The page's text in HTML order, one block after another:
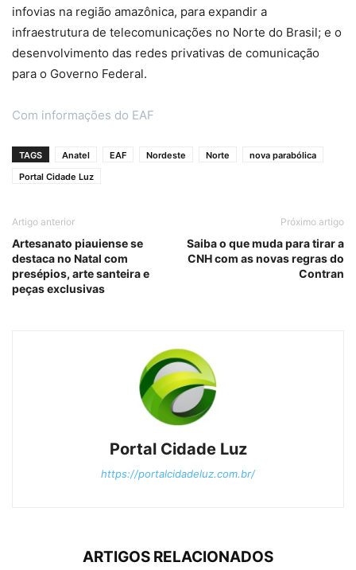
infovias na região amazônica, para expandir a
infraestrutura de telecomunicações no Norte do Brasil; e o
desenvolvimento das redes privativas de comunicação
para o Governo Federal.
Com informações do EAF
TAGS Anatel EAF Nordeste Norte
nova parabólica
Portal Cidade Luz
Artigo anterior
Artesanato piauiense se
destaca no Natal com
presépios, arte santeira e
peças exclusivas
Próximo artigo
Saiba o que muda para tirar a
CNH com as novas regras do
Contran
Portal Cidade Luz
https://portalcidadeluz.com.br/
ARTIGOS RELACIONADOS